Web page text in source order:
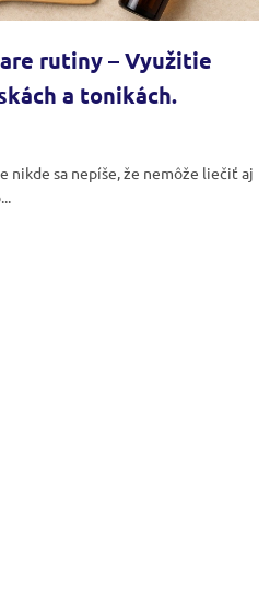
rutiny – Využitie
a tonikách.
nikde sa nepíše, že nemôže liečiť aj